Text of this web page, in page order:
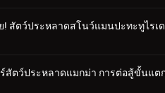
สัตว์ประหลาดสโนว์แมนปะทะทูไรเ
สัตว์ประหลาดแมกม่า การต่อสู้ขั้นแต